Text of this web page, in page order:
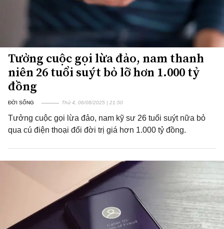
Tưởng cuộc gọi lừa đảo, nam thanh
niên 26 tuổi suýt bỏ lỡ hơn 1.000 tỷ
đồng
ĐỜI SỐNG Thứ 4, 06/08/2025 | 21:50
Tưởng cuộc gọi lừa đảo, nam kỹ sư 26 tuổi suýt nữa bỏ
qua cú điện thoại đổi đời trị giá hơn 1.000 tỷ đồng.